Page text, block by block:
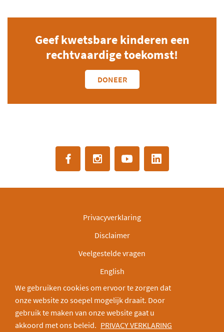
Geef kwetsbare kinderen een
rechtvaardige toekomst!
DONEER
Privacyverklaring
Disclaimer
Veelgestelde vragen
English
IBAN: NL30INGB0000003166
Deel via:
We gebruiken cookies om ervoor te zorgen dat
onze website zo soepel mogelijk draait. Door
gebruik te maken van onze website gaat u
akkoord met ons beleid. PRIVACY VERKLARING